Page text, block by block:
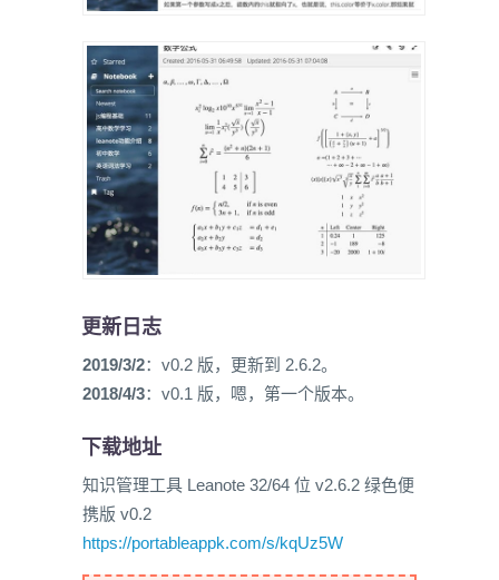
更新日志
2019/3/2：v0.2 版，更新到 2.6.2。
2018/4/3：v0.1 版，嗯，第一个版本。
下载地址
知识管理工具 Leanote 32/64 位 v2.6.2 绿色便
携版 v0.2
https://portableappk.com/s/kqUz5W